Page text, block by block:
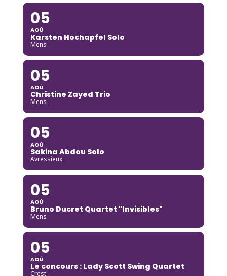
05
AOÛ
Karsten Hochapfel Solo
Mens
05
AOÛ
Christine Zayed Trio
Mens
05
AOÛ
Sakina Abdou Solo
Avressieux
05
AOÛ
Bruno Ducret Quartet "Invisibles"
Mens
05
AOÛ
Le concours : Lady Scott Swing Quartet
Crest